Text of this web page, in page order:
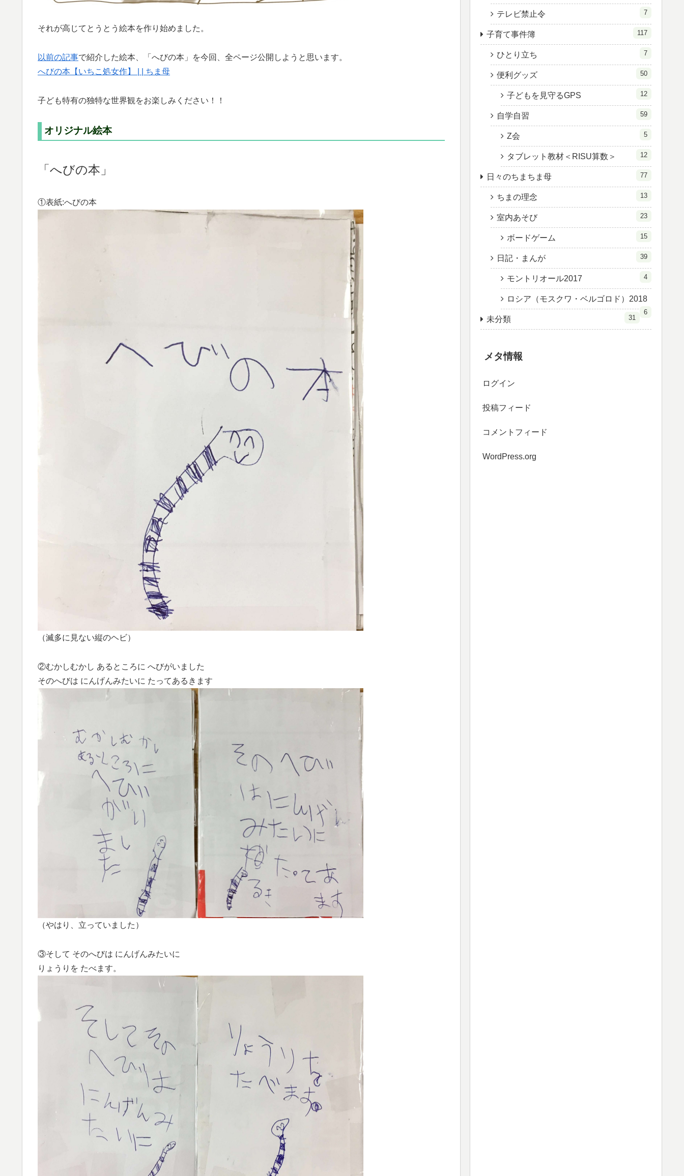
それが高じてとうとう絵本を作り始めました。
以前の記事で紹介した絵本、「へびの本」を今回、全ページ公開しようと思います。
へびの本【いちこ処女作】 | | ちま母
子ども特有の独特な世界観をお楽しみください！！
オリジナル絵本
「へびの本」
①表紙:へびの本
（滅多に見ない縦のヘビ）
②むかしむかし あるところに へびがいました
そのへびは にんげんみたいに たってあるきます
（やはり、立っていました）
③そして そのへびは にんげんみたいに
りょうりを たべます。
テレビ禁止令 7
子育て事件簿 117
ひとり立ち 7
便利グッズ 50
子どもを見守るGPS 12
自学自習 59
Z会 5
タブレット教材＜RISU算数＞ 12
日々のちまちま母 77
ちまの理念 13
室内あそび 23
ボードゲーム 15
日記・まんが 39
モントリオール2017 4
ロシア（モスクワ・ベルゴロド）2018
6
未分類 31
メタ情報
ログイン
投稿フィード
コメントフィード
WordPress.org